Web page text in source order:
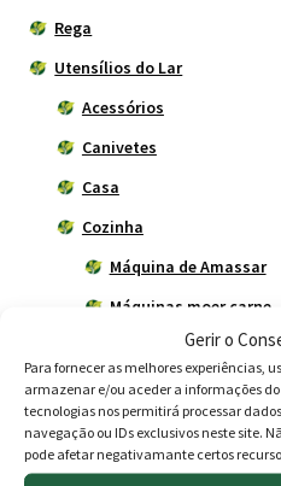
Gerir o
Para fornecer as melhores experiências,
armazenar e/ou aceder a informações
tecnologias nos permitirá processar
navegação ou IDs exclusivos neste site.
pode afetar negativamante certos
Rega
Utensílios do Lar
Acessórios
Canivetes
Casa
Cozinha
Máquina de Amassar
Máquinas moer carne
Panelas e Potes
Trempes a gás
Jardim
Magusto